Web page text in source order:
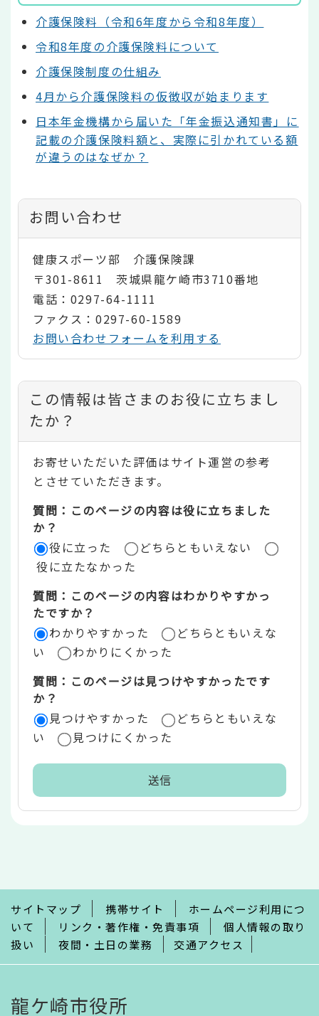
介護保険料（令和6年度から令和8年度）
令和8年度の介護保険料について
介護保険制度の仕組み
4月から介護保険料の仮徴収が始まります
日本年金機構から届いた「年金振込通知書」に
記載の介護保険料額と、実際に引かれている額
が違うのはなぜか？
お問い合わせ
健康スポーツ部 介護保険課
〒301-8611 茨城県龍ケ崎市3710番地
電話：0297-64-1111
ファクス：0297-60-1589
お問い合わせフォームを利用する
コ
ン
テ
ン
ツ
評
価
リ
ア
この情報は皆さまのお役に立ちまし
たか？
お寄せいただいた評価はサイト運営の参考
とさせていただきます。
質問：このページの内容は役に立ちました
か？
役に立った
どちらともいえない
役に立たなかった
質問：このページの内容はわかりやすかっ
たですか？
わかりやすかった
どちらともいえな
い
わかりにくかった
質問：このページは見つけやすかったです
か？
見つけやすかった
どちらともいえな
い
見つけにくかった
で
サイトマップ 携帯サイト
ホームページ利用につ
いて
リンク・著作権・免責事項
個人情報の取り
扱い
夜間・土日の業務 交通アクセス
龍ケ崎市役所